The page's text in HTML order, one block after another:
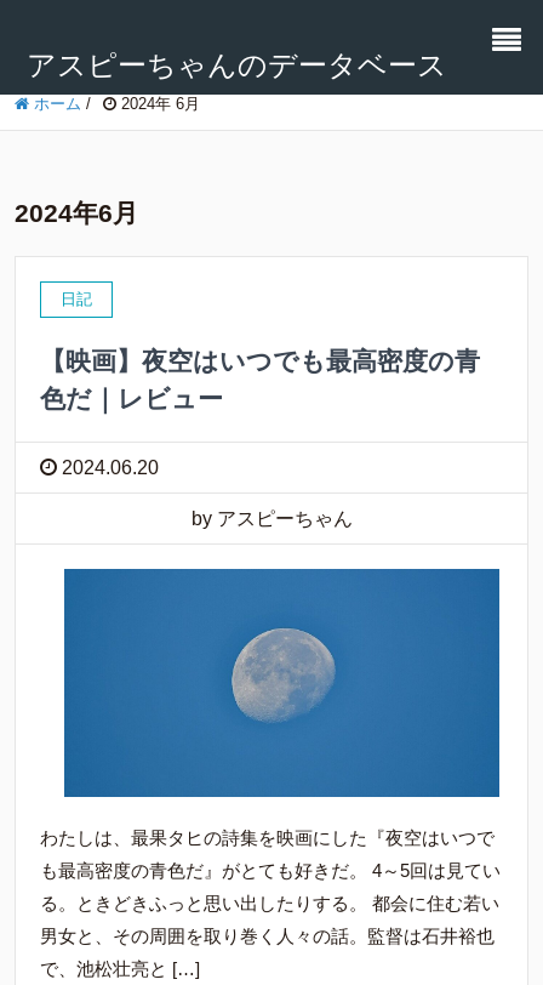
アスピーちゃんのデータベース
ホーム / 2024年 6月
2024年6月
日記
【映画】夜空はいつでも最高密度の青
色だ｜レビュー
2024.06.20
by アスピーちゃん
わたしは、最果タヒの詩集を映画にした『夜空はいつで
も最高密度の青色だ』がとても好きだ。 4～5回は見てい
る。ときどきふっと思い出したりする。 都会に住む若い
男女と、その周囲を取り巻く人々の話。監督は石井裕也
で、池松壮亮と […]